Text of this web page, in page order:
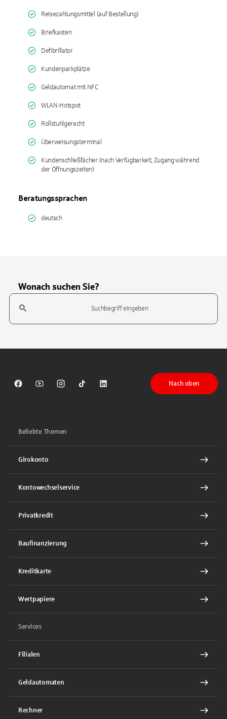
Reisezahlungsmittel (auf Bestellung)
Briefkasten
Defibrillator
Kundenparkplätze
Geldautomat mit NFC
WLAN-Hotspot
Rollstuhlgerecht
Überweisungsterminal
Kundenschließfächer (nach Verfügbarkeit, Zugang während
der Öffnungszeiten)
Beratungssprachen
deutsch
Wonach suchen Sie?
Suchfeld
Sparkasse auf Facebook
Sparkasse auf Youtube
Sparkasse auf Instagram
Sparkasse auf TikTok
Sparkasse auf LinkedIn
Nach oben
Beliebte Themen
Girokonto
Kontowechselservice
Privatkredit
Baufinanzierung
Kreditkarte
Wertpapiere
Services
Filialen
Geldautomaten
Rechner